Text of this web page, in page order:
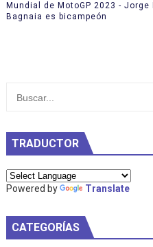
Mundial de MotoGP 2023 -
Bagnaia es bicampeón
TRADUCTOR
Powered by Translate
CATEGORÍAS